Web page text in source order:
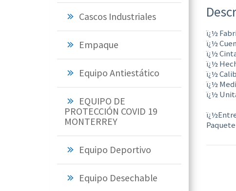
Cascos Industriales
Empaque
Equipo Antiestático
EQUIPO DE
PROTECCIÓN COVID 19
MONTERREY
Equipo Deportivo
Equipo Desechable
ï¿½
ï¿½
ï¿½
ï¿½
ï¿½
ï¿½
ï¿½